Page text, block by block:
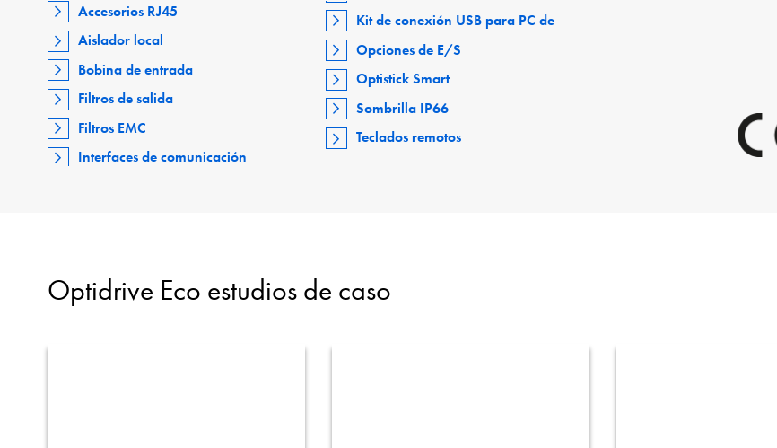
Accesorios RJ45
Aislador local
Bobina de entrada
Filtros de salida
Filtros EMC
Interfaces de comunicación
Kit de conexión USB para PC de
Opciones de E/S
Optistick Smart
Sombrilla IP66
Teclados remotos
Optidrive Eco estudios de caso